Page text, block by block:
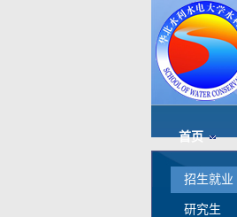
首页
招生就业
研究生